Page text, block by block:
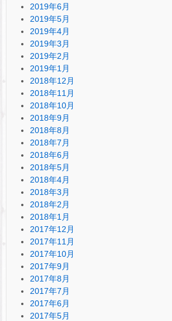
2019年6月
2019年5月
2019年4月
2019年3月
2019年2月
2019年1月
2018年12月
2018年11月
2018年10月
2018年9月
2018年8月
2018年7月
2018年6月
2018年5月
2018年4月
2018年3月
2018年2月
2018年1月
2017年12月
2017年11月
2017年10月
2017年9月
2017年8月
2017年7月
2017年6月
2017年5月